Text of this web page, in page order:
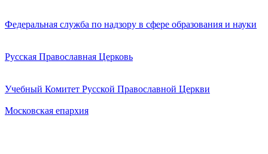
Федеральная служба по надзору в сфере образования и науки
Русская Православная Церковь
Учебный Комитет Русской Православной Церкви
Московская епархия